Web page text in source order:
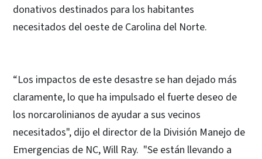
donativos destinados para los habitantes
necesitados del oeste de Carolina del Norte.
“Los impactos de este desastre se han dejado más
claramente, lo que ha impulsado el fuerte deseo de
los norcarolinianos de ayudar a sus vecinos
necesitados", dijo el director de la División Manejo de
Emergencias de NC, Will Ray. "Se están llevando a